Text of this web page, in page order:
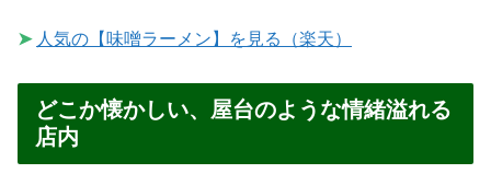
➤ 人気の【味噌ラーメン】を見る（楽天）
どこか懐かしい、屋台のような情緒溢れる
店内